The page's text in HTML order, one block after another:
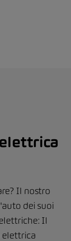
elettrica
Il nostro
dei suoi
Il
elettrica